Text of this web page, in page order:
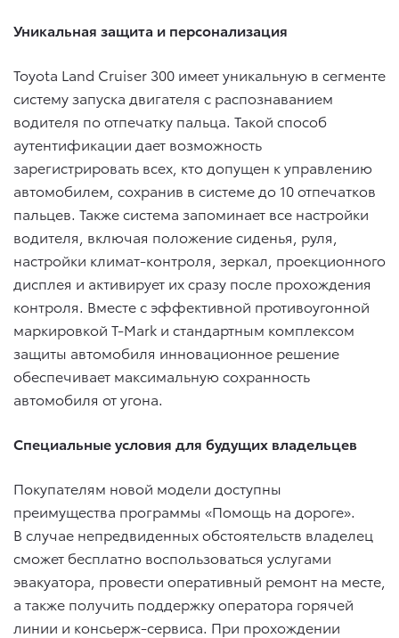
Уникальная защита и персонализация
Toyota Land Cruiser 300 имеет уникальную в сегменте
систему запуска двигателя с распознаванием
водителя по отпечатку пальца. Такой способ
аутентификации дает возможность
зарегистрировать всех, кто допущен к управлению
автомобилем, сохранив в системе до 10 отпечатков
пальцев. Также система запоминает все настройки
водителя, включая положение сиденья, руля,
настройки климат-контроля, зеркал, проекционного
дисплея и активирует их сразу после прохождения
контроля. Вместе с эффективной противоугонной
маркировкой T-Mark и стандартным комплексом
защиты автомобиля инновационное решение
обеспечивает максимальную сохранность
автомобиля от угона.
Специальные условия для будущих владельцев
Покупателям новой модели доступны
преимущества программы «Помощь на дороге».
В случае непредвиденных обстоятельств владелец
сможет бесплатно воспользоваться услугами
эвакуатора, провести оперативный ремонт на месте,
а также получить поддержку оператора горячей
линии и консьерж-сервиса. При прохождении